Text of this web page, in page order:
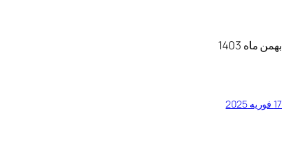
بهمن ماه 1403
17 فوریه 2025